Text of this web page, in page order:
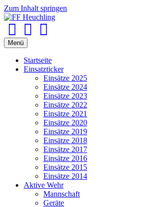
Zum Inhalt springen
Menü
Startseite
Einsatzticker
Einsätze 2025
Einsätze 2024
Einsätze 2023
Einsätze 2022
Einsätze 2021
Einsätze 2020
Einsätze 2019
Einsätze 2018
Einsätze 2017
Einsätze 2016
Einsätze 2015
Einsätze 2014
Aktive Wehr
Mannschaft
Geräte